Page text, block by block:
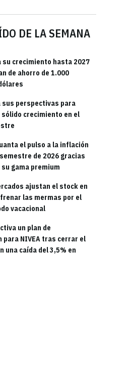
DE LA SEMANA
su crecimiento hasta 2027
de ahorro de 1.000
sus perspectivas para
crecimiento en el
el pulso a la inflación
de 2026 gracias
gama premium
ajustan el stock en
las mermas por el
vacacional
un plan de
para NIVEA tras cerrar el
una caída del 3,5% en